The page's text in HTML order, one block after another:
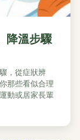
降溫步驟
，從症狀辨
那些看似合理
動或居家長輩